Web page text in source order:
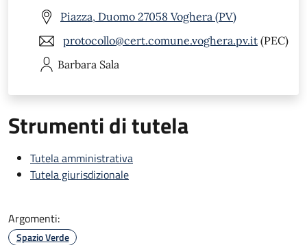
Piazza, Duomo 27058 Voghera (PV)
protocollo@cert.comune.voghera.pv.it (PEC)
Barbara Sala
Strumenti di tutela
Tutela amministrativa
Tutela giurisdizionale
Argomenti:
Spazio Verde